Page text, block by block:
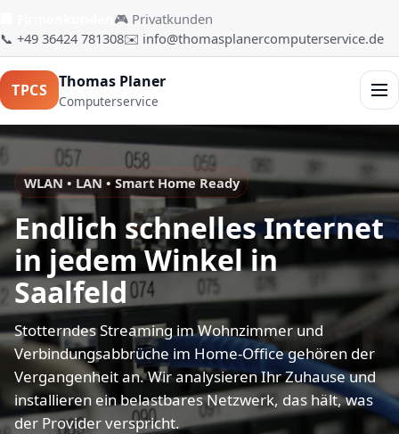
🎮 Privatkunden
📞 +49 36424 781308✉️ info@thomasplanercomputerservice.de
TPCS Thomas Planer
Computerservice
WLAN • LAN • Smart Home Ready
Endlich schnelles Internet
in jedem Winkel in
Saalfeld
Stotterndes Streaming im Wohnzimmer und
Verbindungsabbrüche im Home-Office gehören der
Vergangenheit an. Wir analysieren Ihr Zuhause und
installieren ein belastbares Netzwerk, das hält, was
der Provider verspricht.